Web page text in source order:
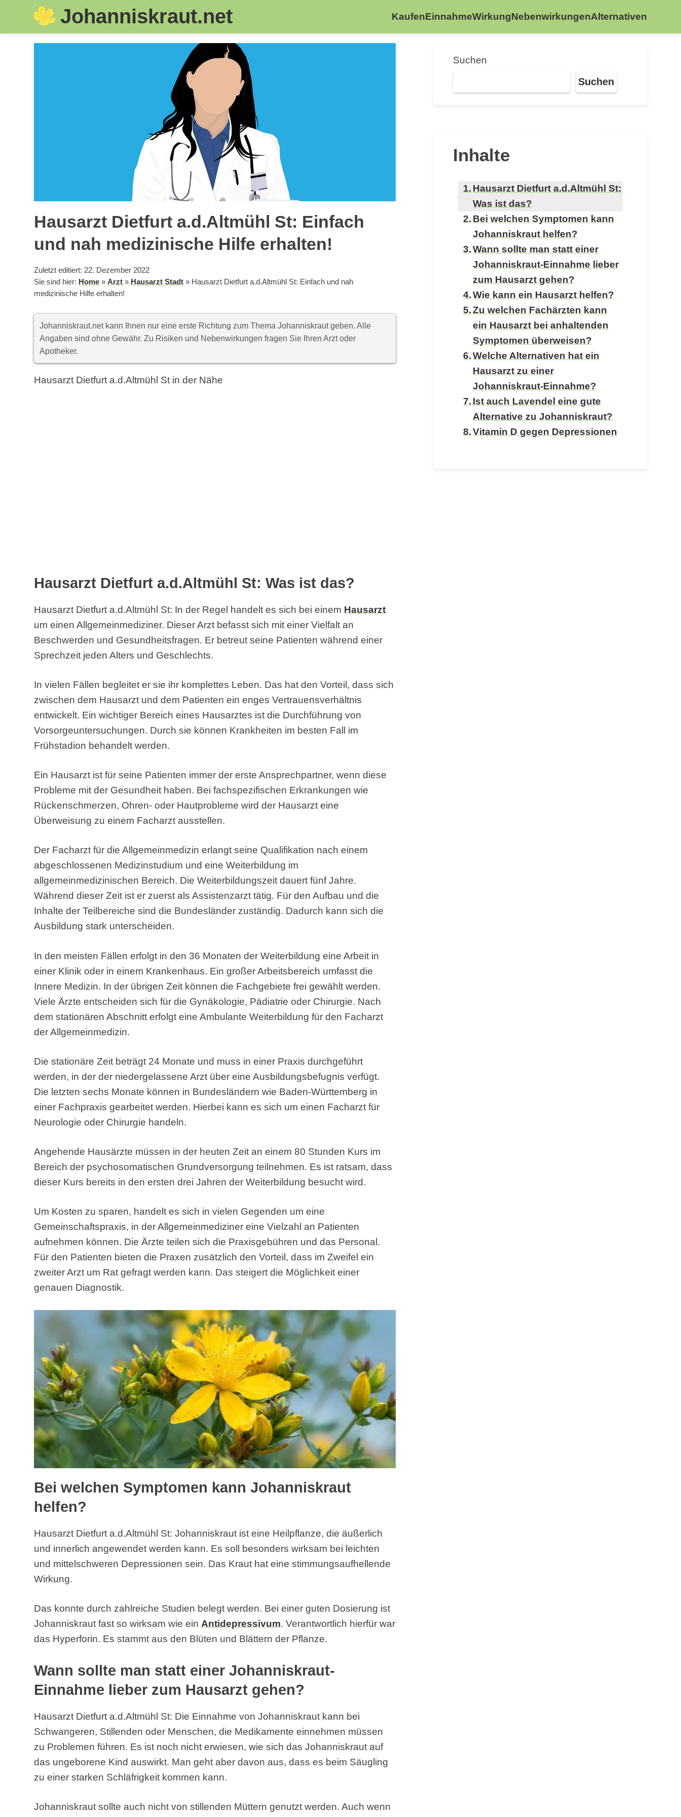
Johanniskraut.net KaufenEinnahmeWirkungNebenwirkungenAlternativen
Hausarzt Dietfurt a.d.Altmühl St: Einfach
und nah medizinische Hilfe erhalten!
Zuletzt editiert: 22. Dezember 2022
Sie sind hier: Home »Arzt » Hausarzt Stadt » Hausarzt Dietfurt a.d.Altmühl St: Einfach und nah
medizinische Hilfe erhalten!
Johanniskraut.net kann Ihnen nur eine erste Richtung zum Thema Johanniskraut geben. Alle
Angaben sind ohne Gewähr. Zu Risiken und Nebenwirkungen fragen Sie Ihren Arzt oder
Apotheker.
Hausarzt Dietfurt a.d.Altmühl St in der Nähe
Hausarzt Dietfurt a.d.Altmühl St: Was ist das?
Hausarzt Dietfurt a.d.Altmühl St: In der Regel handelt es sich bei einem Hausarzt
um einen Allgemeinmediziner. Dieser Arzt befasst sich mit einer Vielfalt an
Beschwerden und Gesundheitsfragen. Er betreut seine Patienten während einer
Sprechzeit jeden Alters und Geschlechts.
In vielen Fällen begleitet er sie ihr komplettes Leben. Das hat den Vorteil, dass sich
zwischen dem Hausarzt und dem Patienten ein enges Vertrauensverhältnis
entwickelt. Ein wichtiger Bereich eines Hausarztes ist die Durchführung von
Vorsorgeuntersuchungen. Durch sie können Krankheiten im besten Fall im
Frühstadion behandelt werden.
Ein Hausarzt ist für seine Patienten immer der erste Ansprechpartner, wenn diese
Probleme mit der Gesundheit haben. Bei fachspezifischen Erkrankungen wie
Rückenschmerzen, Ohren- oder Hautprobleme wird der Hausarzt eine
Überweisung zu einem Facharzt ausstellen.
Der Facharzt für die Allgemeinmedizin erlangt seine Qualifikation nach einem
abgeschlossenen Medizinstudium und eine Weiterbildung im
allgemeinmedizinischen Bereich. Die Weiterbildungszeit dauert fünf Jahre.
Während dieser Zeit ist er zuerst als Assistenzarzt tätig. Für den Aufbau und die
Inhalte der Teilbereiche sind die Bundesländer zuständig. Dadurch kann sich die
Ausbildung stark unterscheiden.
In den meisten Fällen erfolgt in den 36 Monaten der Weiterbildung eine Arbeit in
einer Klinik oder in einem Krankenhaus. Ein großer Arbeitsbereich umfasst die
Innere Medizin. In der übrigen Zeit können die Fachgebiete frei gewählt werden.
Viele Ärzte entscheiden sich für die Gynäkologie, Pädiatrie oder Chirurgie. Nach
dem stationären Abschnitt erfolgt eine Ambulante Weiterbildung für den Facharzt
der Allgemeinmedizin.
Die stationäre Zeit beträgt 24 Monate und muss in einer Praxis durchgeführt
werden, in der der niedergelassene Arzt über eine Ausbildungsbefugnis verfügt.
Die letzten sechs Monate können in Bundesländern wie Baden-Württemberg in
einer Fachpraxis gearbeitet werden. Hierbei kann es sich um einen Facharzt für
Neurologie oder Chirurgie handeln.
Angehende Hausärzte müssen in der heuten Zeit an einem 80 Stunden Kurs im
Bereich der psychosomatischen Grundversorgung teilnehmen. Es ist ratsam, dass
dieser Kurs bereits in den ersten drei Jahren der Weiterbildung besucht wird.
Um Kosten zu sparen, handelt es sich in vielen Gegenden um eine
Gemeinschaftspraxis, in der Allgemeinmediziner eine Vielzahl an Patienten
aufnehmen können. Die Ärzte teilen sich die Praxisgebühren und das Personal.
Für den Patienten bieten die Praxen zusätzlich den Vorteil, dass im Zweifel ein
zweiter Arzt um Rat gefragt werden kann. Das steigert die Möglichkeit einer
genauen Diagnostik.
Bei welchen Symptomen kann Johanniskraut
helfen?
Hausarzt Dietfurt a.d.Altmühl St: Johanniskraut ist eine Heilpflanze, die äußerlich
und innerlich angewendet werden kann. Es soll besonders wirksam bei leichten
und mittelschweren Depressionen sein. Das Kraut hat eine stimmungsaufhellende
Wirkung.
Das konnte durch zahlreiche Studien belegt werden. Bei einer guten Dosierung ist
Johanniskraut fast so wirksam wie ein Antidepressivum. Verantwortlich hierfür war
das Hyperforin. Es stammt aus den Blüten und Blättern der Pflanze.
Wann sollte man statt einer Johanniskraut-
Einnahme lieber zum Hausarzt gehen?
Hausarzt Dietfurt a.d.Altmühl St: Die Einnahme von Johanniskraut kann bei
Schwangeren, Stillenden oder Menschen, die Medikamente einnehmen müssen
zu Problemen führen. Es ist noch nicht erwiesen, wie sich das Johanniskraut auf
das ungeborene Kind auswirkt. Man geht aber davon aus, dass es beim Säugling
zu einer starken Schläfrigkeit kommen kann.
Johanniskraut sollte auch nicht von stillenden Müttern genutzt werden. Auch wenn
Suchen
Suchen
Inhalte
Hausarzt Dietfurt a.d.Altmühl St:
Was ist das?
Bei welchen Symptomen kann
Johanniskraut helfen?
Wann sollte man statt einer
Johanniskraut-Einnahme lieber
zum Hausarzt gehen?
Wie kann ein Hausarzt helfen?
Zu welchen Fachärzten kann
ein Hausarzt bei anhaltenden
Symptomen überweisen?
Welche Alternativen hat ein
Hausarzt zu einer
Johanniskraut-Einnahme?
Ist auch Lavendel eine gute
Alternative zu Johanniskraut?
Vitamin D gegen Depressionen